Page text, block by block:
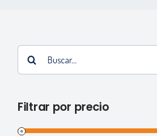
Filtrar por precio